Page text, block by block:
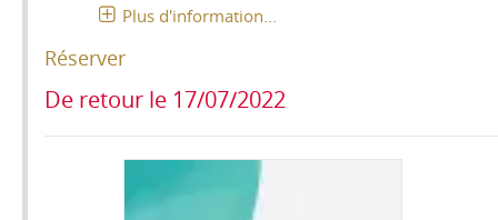
Plus d'information...
Réserver
De retour le 17/07/2022